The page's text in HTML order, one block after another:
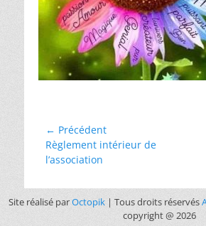
← Précédent
Règlement intérieur de
l’association
Site réalisé parOctopik| Tous droits réservés
copyright @ 2026